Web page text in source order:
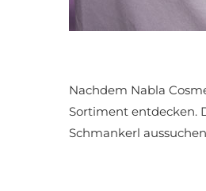
Nachdem Nabla
Sortiment entdecken.
Schmankerl